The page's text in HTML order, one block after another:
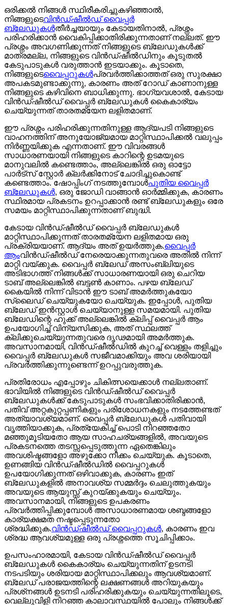
ഒരിക്കൽ നിങ്ങൾ സ്ഥിരീകരിച്ചുകഴിഞ്ഞാൽ,
നിങ്ങളുടെവിൻഡ്ഷീൽഡ് വൈപ്പർ
ബ്ലേഡുകൾതീർച്ചയായും കേടായതിനാൽ, പ്രശ്നം
പരിഹരിക്കാൻ വൈകിപ്പിക്കാതിരിക്കുന്നതാണ് നല്ലത്. ഈ
പ്രശ്നം അവഗണിക്കുന്നത് നിങ്ങളുടെ ബ്ലേഡുകൾക്ക്
മാത്രമല്ല, നിങ്ങളുടെ വിൻഡ്‌ഷീൽഡിനും കൂടുതൽ
കേടുപാടുകൾ വരുത്താൻ ഇടയാക്കും. കൂടാതെ,
നിങ്ങളുടെവൈപ്പറുകൾപ്രവർത്തിക്കാത്തത് ഒരു സുരക്ഷാ
അപകടമുണ്ടാക്കുന്നു, കാരണം അത് റോഡ് കാണാനുള്ള
നിങ്ങളുടെ കഴിവിനെ ബാധിക്കുന്നു. ഭാഗ്യവശാൽ, കേടായ
വിൻഡ്ഷീൽഡ് വൈപ്പർ ബ്ലേഡുകൾ കൈകാര്യം
ചെയ്യുന്നത് താരതമ്യേന ലളിതമാണ്.
ഈ പ്രശ്നം പരിഹരിക്കുന്നതിനുള്ള ആദ്യപടി നിങ്ങളുടെ
വാഹനത്തിന് അനുയോജ്യമായ മാറ്റിസ്ഥാപിക്കൽ വലുപ്പം
നിർണ്ണയിക്കുക എന്നതാണ്. ഈ വിവരങ്ങൾ
സാധാരണയായി നിങ്ങളുടെ കാറിന്റെ ഉടമയുടെ
മാനുവലിൽ കണ്ടെത്താം, അല്ലെങ്കിൽ ഒരു ഓട്ടോ
പാർട്സ് സ്റ്റോർ ക്ലർക്കിനോട് ചോദിച്ചുകൊണ്ട്
കണ്ടെത്താം. ഷോപ്പിംഗ് നടത്തുമ്പോൾപുതിയ വൈപ്പർ
ബ്ലേഡുകൾ, ഒരു ജോഡി വാങ്ങാൻ ഓർമ്മിക്കുക, കാരണം
സ്ഥിരമായ പ്രകടനം ഉറപ്പാക്കാൻ രണ്ട് ബ്ലേഡുകളും ഒരേ
സമയം മാറ്റിസ്ഥാപിക്കുന്നതാണ് ബുദ്ധി.
കേടായ വിൻഡ്‌ഷീൽഡ് വൈപ്പർ ബ്ലേഡുകൾ
മാറ്റിസ്ഥാപിക്കുന്നത് താരതമ്യേന ലളിതമായ ഒരു
പ്രക്രിയയാണ്. ആദ്യം അത് ഉയർത്തുക.വൈപ്പർ
ആംവിൻഡ്‌ഷീൽഡ് നേരെയാക്കുന്നതുവരെ അതിൽ നിന്ന്
മാറ്റി വയ്ക്കുക. വൈപ്പർ ബ്ലേഡ് അസംബ്ലിയുടെ
അടിഭാഗത്ത് നിങ്ങൾക്ക് സാധാരണയായി ഒരു ചെറിയ
ടാബ് അല്ലെങ്കിൽ ബട്ടൺ കാണാം. പഴയ ബ്ലേഡ്
കൈയിൽ നിന്ന് വിടാൻ ഈ ടാബ് അമർത്തുകയോ
സ്ലൈഡ് ചെയ്യുകയോ ചെയ്യുക. ഇപ്പോൾ, പുതിയ
ബ്ലേഡ് ഇൻസ്റ്റാൾ ചെയ്യാനുള്ള സമയമായി. പുതിയ
ബ്ലേഡിന്റെ ഹുക്ക് അല്ലെങ്കിൽ ക്ലിപ്പ് വൈപ്പർ ആം
ഉപയോഗിച്ച് വിന്യസിക്കുക, അത് സ്ഥലത്ത്
ക്ലിക്കുചെയ്യുന്നതുവരെ ദൃഢമായി അമർത്തുക.
അവസാനമായി, വിൻഡ്‌ഷീൽഡിൽ കുറച്ച് വെള്ളം തളിച്ചും
വൈപ്പർ ബ്ലേഡുകൾ സജീവമാക്കിയും അവ ശരിയായി
പ്രവർത്തിക്കുന്നുണ്ടെന്ന് ഉറപ്പുവരുത്തുക.
പ്രതിരോധം എപ്പോഴും ചികിത്സയെക്കാൾ നല്ലതാണ്.
ഭാവിയിൽ നിങ്ങളുടെ വിൻഡ്‌ഷീൽഡ് വൈപ്പർ
ബ്ലേഡുകൾക്ക് കേടുപാടുകൾ സംഭവിക്കാതിരിക്കാൻ,
പതിവ് അറ്റകുറ്റപ്പണികളും പരിശോധനകളും നടത്തേണ്ടത്
അത്യാവശ്യമാണ്. വൈപ്പർ ബ്ലേഡുകൾ പതിവായി
വൃത്തിയാക്കുക, പ്രത്യേകിച്ച് പൊടി നിറഞ്ഞതോ
മഞ്ഞുമൂടിയതോ ആയ സാഹചര്യങ്ങളിൽ, അവയുടെ
പ്രകടനത്തെ തടസ്സപ്പെടുത്തുന്ന ഏതെങ്കിലും
അവശിഷ്ടങ്ങളോ അഴുക്കോ നീക്കം ചെയ്യുക. കൂടാതെ,
ഉണങ്ങിയ വിൻഡ്‌ഷീൽഡിൽ വൈപ്പറുകൾ
ഉപയോഗിക്കുന്നത് ഒഴിവാക്കുക, കാരണം ഇത്
ബ്ലേഡുകളിൽ അനാവശ്യ സമ്മർദ്ദം ചെലുത്തുകയും
അവയുടെ ആയുസ്സ് കുറയ്ക്കുകയും ചെയ്യും.
അവസാനമായി, നിങ്ങളുടെ ഉപകരണം
പ്രവർത്തിപ്പിക്കുമ്പോൾ അസാധാരണമായ ശബ്ദങ്ങളോ
കാര്യക്ഷമത നഷ്ടപ്പെടുന്നതോ
ശ്രദ്ധിക്കുക.വിൻഡ്ഷീൽഡ് വൈപ്പറുകൾ, കാരണം ഇവ
ശ്രദ്ധ ആവശ്യമുള്ള ഒരു പ്രശ്നത്തെ സൂചിപ്പിക്കാം.
ഉപസംഹാരമായി, കേടായ വിൻഡ്‌ഷീൽഡ് വൈപ്പർ
ബ്ലേഡുകൾ കൈകാര്യം ചെയ്യുന്നതിന് ഉടനടി
നടപടിയും ശരിയായ മാറ്റിസ്ഥാപിക്കലും ആവശ്യമാണ്.
ബ്ലേഡ് പരാജയത്തിന്റെ ലക്ഷണങ്ങൾ അറിയുകയും
പ്രശ്‌നങ്ങൾ ഉടനടി പരിഹരിക്കുകയും ചെയ്യുന്നതിലൂടെ,
വെല്ലുവിളി നിറഞ്ഞ കാലാവസ്ഥയിൽ പോലും നിങ്ങൾക്ക്